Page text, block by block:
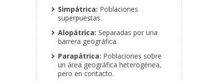
Simpátrica: Poblaciones
superpuestas.
Alopátrica: Separadas por una
barrera geográfica.
Parapátrica: Poblaciones sobre
un área geográfica heterogénea,
pero en contacto.